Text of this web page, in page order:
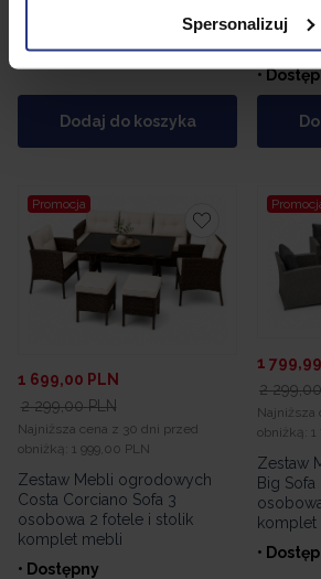
Spersonalizuj
• Dostępny
Dodaj do koszyka
dwie
mebli
•
Promocja
1 699,00 PLN
2 299,00 PLN
Najniższa cena z 30 dni przed
obniżką: 1 999,00 PLN
Zestaw Mebli ogrodowych
Costa Corciano Sofa 3
osobowa 2 fotele i stolik
komplet mebli
• Dostępny
1 799,99
2 299,00
Najniższa
obniżką: 1
Zestaw
Big
komplet
•